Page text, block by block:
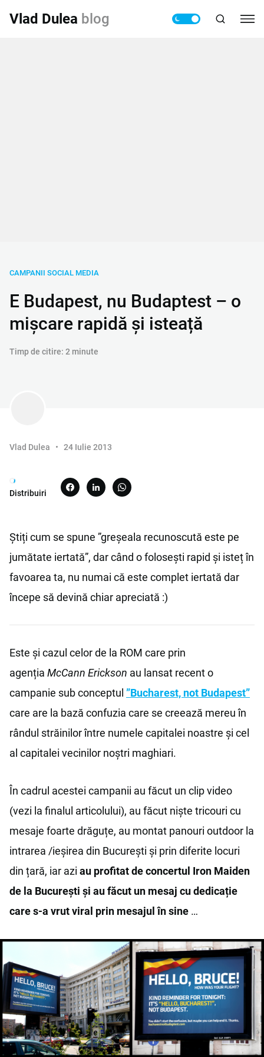
Vlad Dulea blog
CAMPANII SOCIAL MEDIA
E Budapest, nu Budaptest – o
mișcare rapidă și isteață
Timp de citire: 2 minute
Vlad Dulea 24 Iulie 2013
Distribuiri
Știți cum se spune ”greșeala recunoscută este pe
jumătate iertată”, dar când o folosești rapid și isteț în
favoarea ta, nu numai că este complet iertată dar
începe să devină chiar apreciată :)
Este și cazul celor de la ROM care prin
agenția McCann Erickson au lansat recent o
campanie sub conceptul ”Bucharest, not Budapest”
care are la bază confuzia care se creează mereu în
rândul străinilor între numele capitalei noastre și cel
al capitalei vecinilor noștri maghiari.
În cadrul acestei campanii au făcut un clip video
(vezi la finalul articolului), au făcut niște tricouri cu
mesaje foarte drăguțe, au montat panouri outdoor la
intrarea /ieșirea din București și prin diferite locuri
din țară, iar azi au profitat de concertul Iron Maiden
de la București și au făcut un mesaj cu dedicație
care s-a vrut viral prin mesajul în sine …